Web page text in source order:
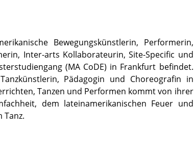
Bewegungskünstlerin, Performerin,
Inter-arts Kollaborateurin, Site-Specific und
(MA CoDE) in Frankfurt befindet.
Pädagogin und Choreografin in
Tanzen und Performen kommt von ihrer
dem lateinamerikanischen Feuer und
Tanz.